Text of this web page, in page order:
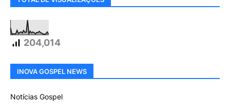
204,014
INOVA GOSPEL NEWS
Notícias Gospel